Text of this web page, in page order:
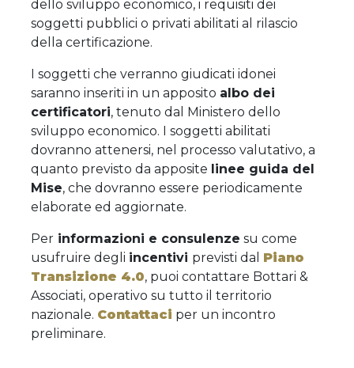
dello sviluppo economico, i requisiti dei
soggetti pubblici o privati abilitati al rilascio
della certificazione.
I soggetti che verranno giudicati idonei
saranno inseriti in un apposito albo dei
certificatori, tenuto dal Ministero dello
sviluppo economico. I soggetti abilitati
dovranno attenersi, nel processo valutativo, a
quanto previsto da apposite linee guida del
Mise, che dovranno essere periodicamente
elaborate ed aggiornate.
Per informazioni e consulenze su come
usufruire degli incentivi previsti dal Piano
Transizione 4.0, puoi contattare Bottari &
Associati, operativo su tutto il territorio
nazionale. Contattaci per un incontro
preliminare.